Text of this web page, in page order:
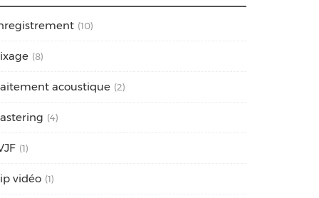
(10)
(8)
acoustique (2)
(4)
(1)
vidéo (1)